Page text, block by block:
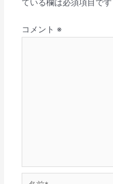
ている欄は必須項目です
コメント ※